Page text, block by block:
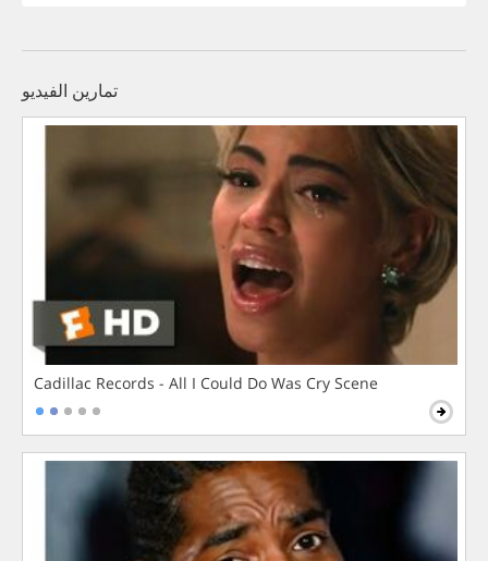
تمارين الفيديو
Cadillac Records - All I Could Do Was Cry Scene